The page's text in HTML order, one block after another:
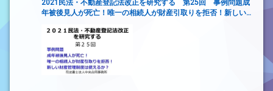
2021民法・不動産登記法改正を研究する 第25回 事例問題成
年被後見人が死亡！唯一の相続人が財産引取りを拒否！新しい